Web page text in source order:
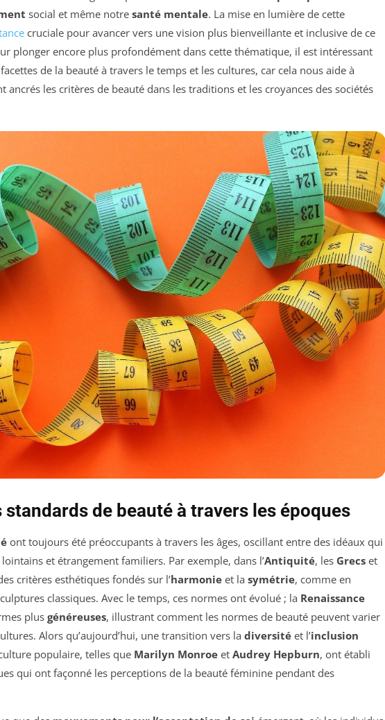
social et même notre santé mentale. La mise en lumière de cette
cruciale pour avancer vers une vision plus bienveillante et inclusive de ce
plonger encore plus profondément dans cette thématique, il est intéressant
de la beauté à travers le temps et les cultures, car cela nous aide à
ancrés les critères de beauté dans les traditions et les croyances des sociétés
standards de beauté à travers les époques
ont toujours été préoccupants à travers les âges, oscillant entre des idéaux qui
lointains et étrangement familiers. Par exemple, dans l’Antiquité, les Grecs et
critères esthétiques fondés sur l’harmonie et la symétrie, comme en
classiques. Avec le temps, ces normes ont évolué ; la Renaissance
plus généreuses, illustrant comment les normes de beauté peuvent varier
Alors qu’aujourd’hui, une transition vers la diversité et l’inclusion
populaire, telles que Marilyn Monroe et Audrey Hepburn, ont établi
qui ont façonné les perceptions de la beauté féminine pendant des